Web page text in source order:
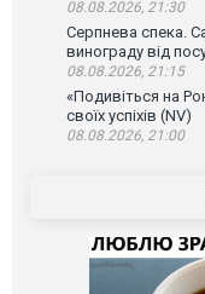
08.08.2026, 21:30
Серпнева спека.
винограду від
08.08.2026, 21:15
«Подивіться на
своїх успіхів (NV)
08.08.2026, 21:00